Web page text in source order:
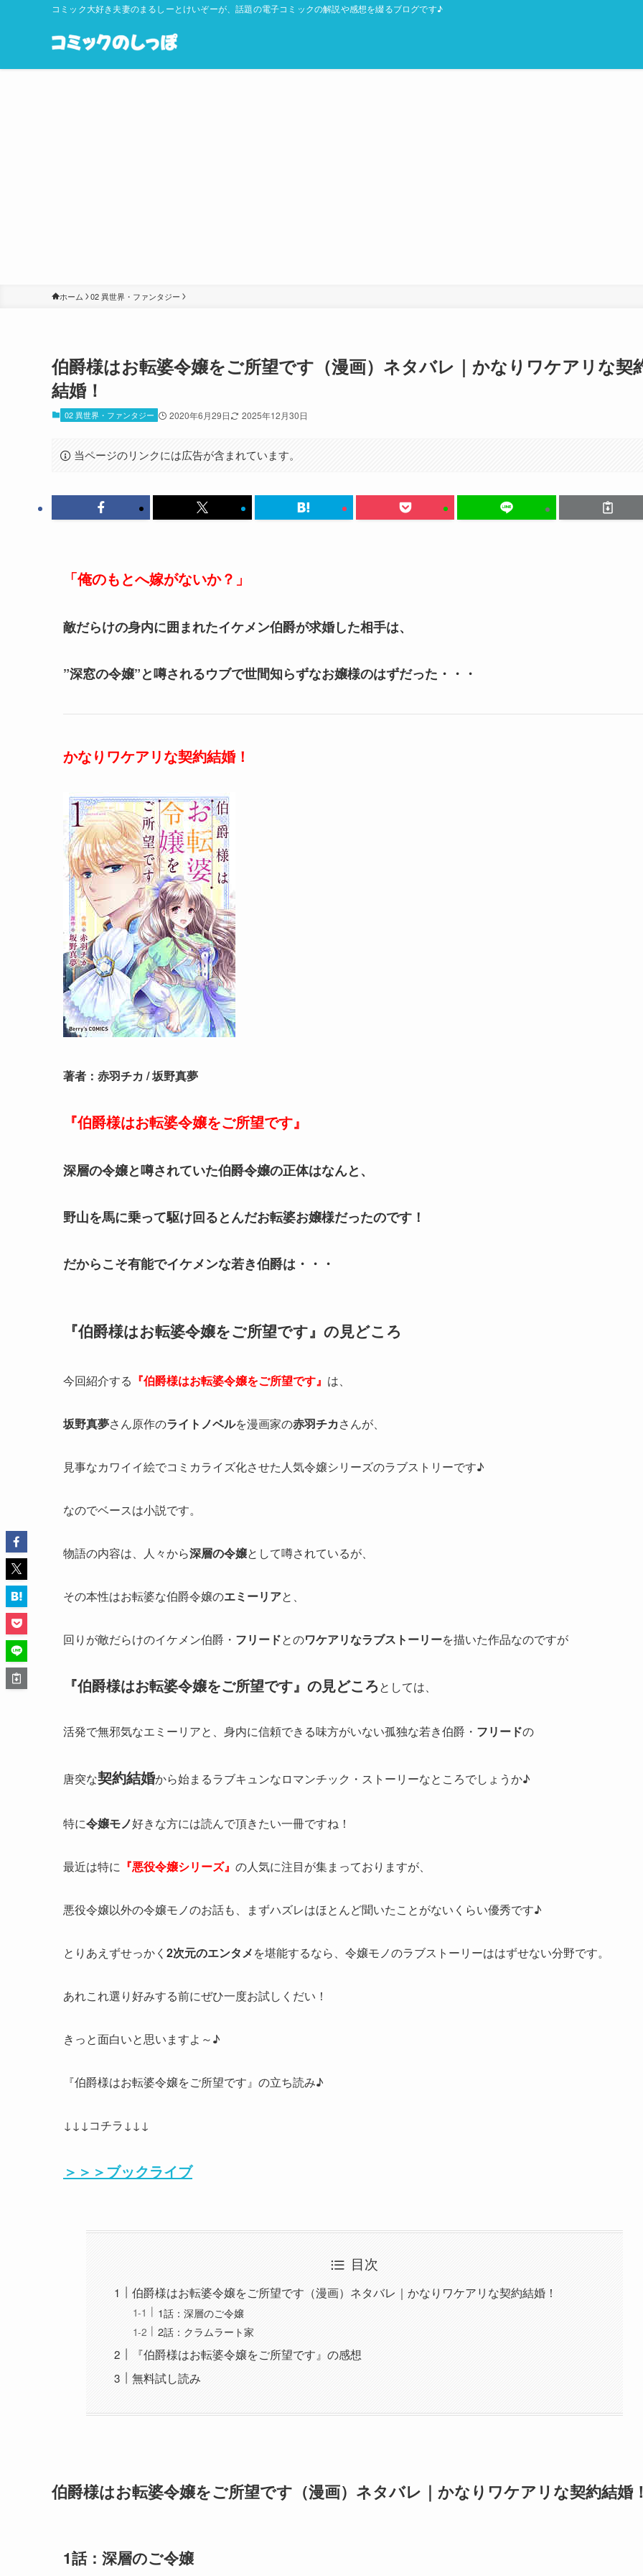
コミック大好き夫妻のまるしーとけいぞーが、話題の電子コミックの解説や感想を綴るブログです♪
ホーム 02 異世界・ファンタジー
伯爵様はお転婆令嬢をご所望です（漫画）ネタバレ｜かなりワケアリな契
結婚！
02 異世界・ファンタジー 2020年6月29日 2025年12月30日
当ページのリンクには広告が含まれています。
「俺のもとへ嫁がないか？」
敵だらけの身内に囲まれたイケメン伯爵が求婚した相手は、
”深窓の令嬢”と噂されるウブで世間知らずなお嬢様のはずだった・・・
かなりワケアリな契約結婚！
著者：赤羽チカ / 坂野真夢
『伯爵様はお転婆令嬢をご所望です』
深層の令嬢と噂されていた伯爵令嬢の正体はなんと、
野山を馬に乗って駆け回るとんだお転婆お嬢様だったのです！
だからこそ有能でイケメンな若き伯爵は・・・
『伯爵様はお転婆令嬢をご所望です』の見どころ
今回紹介する 『伯爵様はお転婆令嬢をご所望です』 は、
坂野真夢さん原作のライトノベルを漫画家の赤羽チカさんが、
見事なカワイイ絵でコミカライズ化させた人気令嬢シリーズのラブストリーです♪
なのでベースは小説です。
物語の内容は、人々から深層の令嬢として噂されているが、
その本性はお転婆な伯爵令嬢のエミーリアと、
回りが敵だらけのイケメン伯爵・ フリードとのワケアリなラブストーリーを描いた作品なのですが
『伯爵様はお転婆令嬢をご所望です』の見どころとしては、
活発で無邪気なエミーリアと、身内に信頼できる味方がいない孤独な若き伯爵・ フリードの
唐突な契約結婚から始まるラブキュンなロマンチック・ストーリーなところでしょうか♪
特に令嬢モノ好きな方には読んで頂きたい一冊ですね！
最近は特に 『悪役令嬢シリーズ』 の人気に注目が集まっておりますが、
悪役令嬢以外の令嬢モノのお話も、まずハズレはほとんど聞いたことがないくらい優秀です♪
とりあえずせっかく 2次元のエンタメを堪能するなら、令嬢モノのラブストーリーははずせない分野です。
あれこれ選り好みする前にぜひ一度お試しくだい！
きっと面白いと思いますよ～♪
『伯爵様はお転婆令嬢をご所望です』の立ち読み♪
↓↓↓コチラ↓↓↓
＞＞＞ブックライブ
目次
伯爵様はお転婆令嬢をご所望です（漫画）ネタバレ｜かなりワケアリな契約結婚！
1話：深層のご令嬢
2話：クラムラート家
『伯爵様はお転婆令嬢をご所望です』の感想
無料試し読み
伯爵様はお転婆令嬢をご所望です（漫画）ネタバレ｜かなりワケアリな契約結婚！
1話：深層のご令嬢